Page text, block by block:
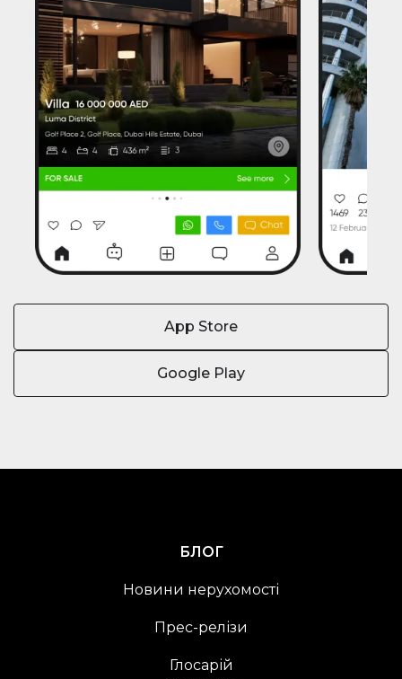
App Store
Google Play
БЛОГ
Новини нерухомості
Прес-релізи
Глосарій